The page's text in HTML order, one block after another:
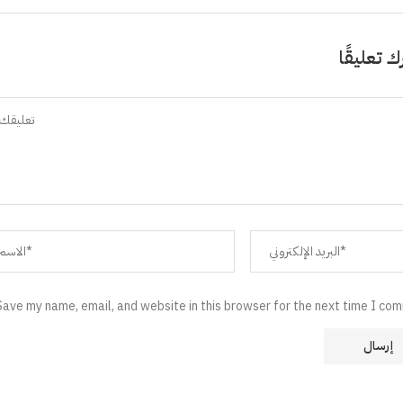
تعليقًا
my name, email, and website in this browser for the next time I